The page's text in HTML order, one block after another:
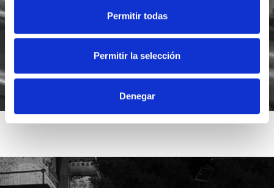
Permitir todas
Permitir la selección
Denegar